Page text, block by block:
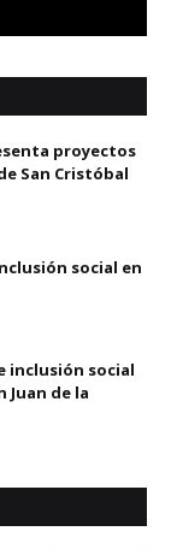
proyectos
San Cristóbal
social en
inclusión social
Juan de la